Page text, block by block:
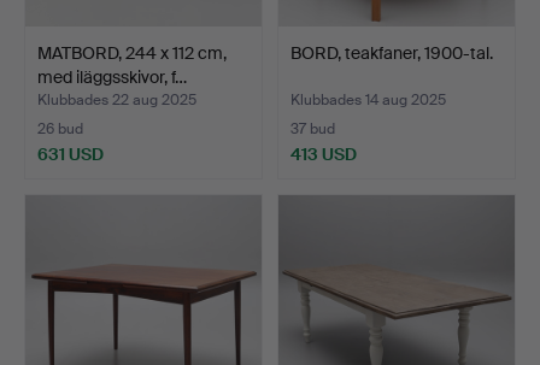
MATBORD, 244 x 112 cm,
med iläggsskivor, f…
Klubbades 22 aug 2025
26 bud
631 USD
BORD, teakfaner, 1900-tal.
Klubbades 14 aug 2025
37 bud
413 USD